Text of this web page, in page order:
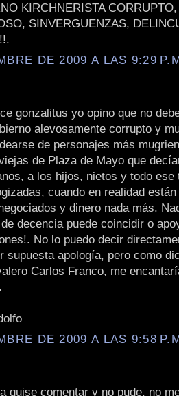
KIRCHNERISTA
SINVERGUENZAS,
DE 2009 A LAS 9:29
gonzalitus yo opino que no
alevosamente corrupto y
de personajes más
de Plaza de Mayo que
a los hijos, nietos y todo ese
cuando en realidad
y dinero nada más.
decencia puede coincidir o
No lo puedo decir
supuesta apología, pero como
Carlos Franco, me
DE 2009 A LAS 9:58
quise comentar y no pude, no